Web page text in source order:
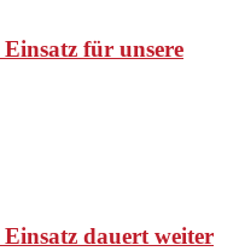
für unsere
dauert weiter